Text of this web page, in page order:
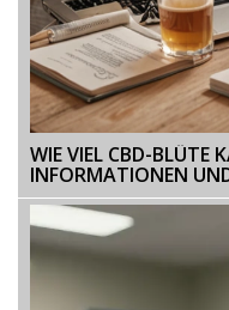
WIE VIEL CBD-BLÜTE
INFORMATIONEN